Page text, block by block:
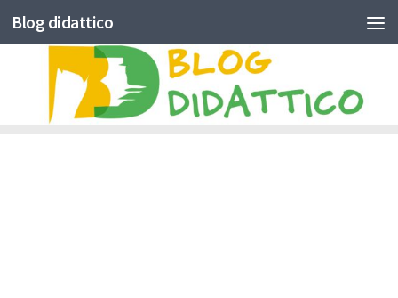
Skip to content
Blog didattico